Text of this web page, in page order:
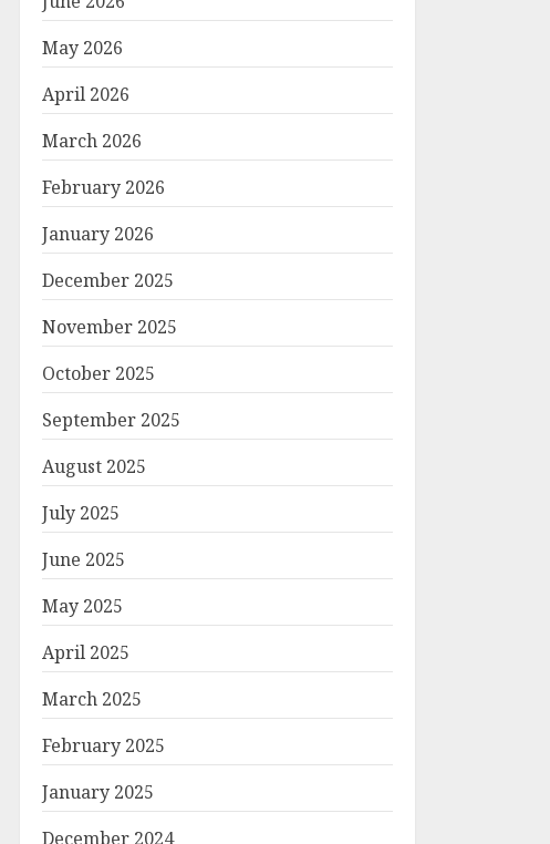
May 2026
April 2026
March 2026
February 2026
January 2026
December 2025
November 2025
October 2025
September 2025
August 2025
July 2025
June 2025
May 2025
April 2025
March 2025
February 2025
January 2025
December 2024